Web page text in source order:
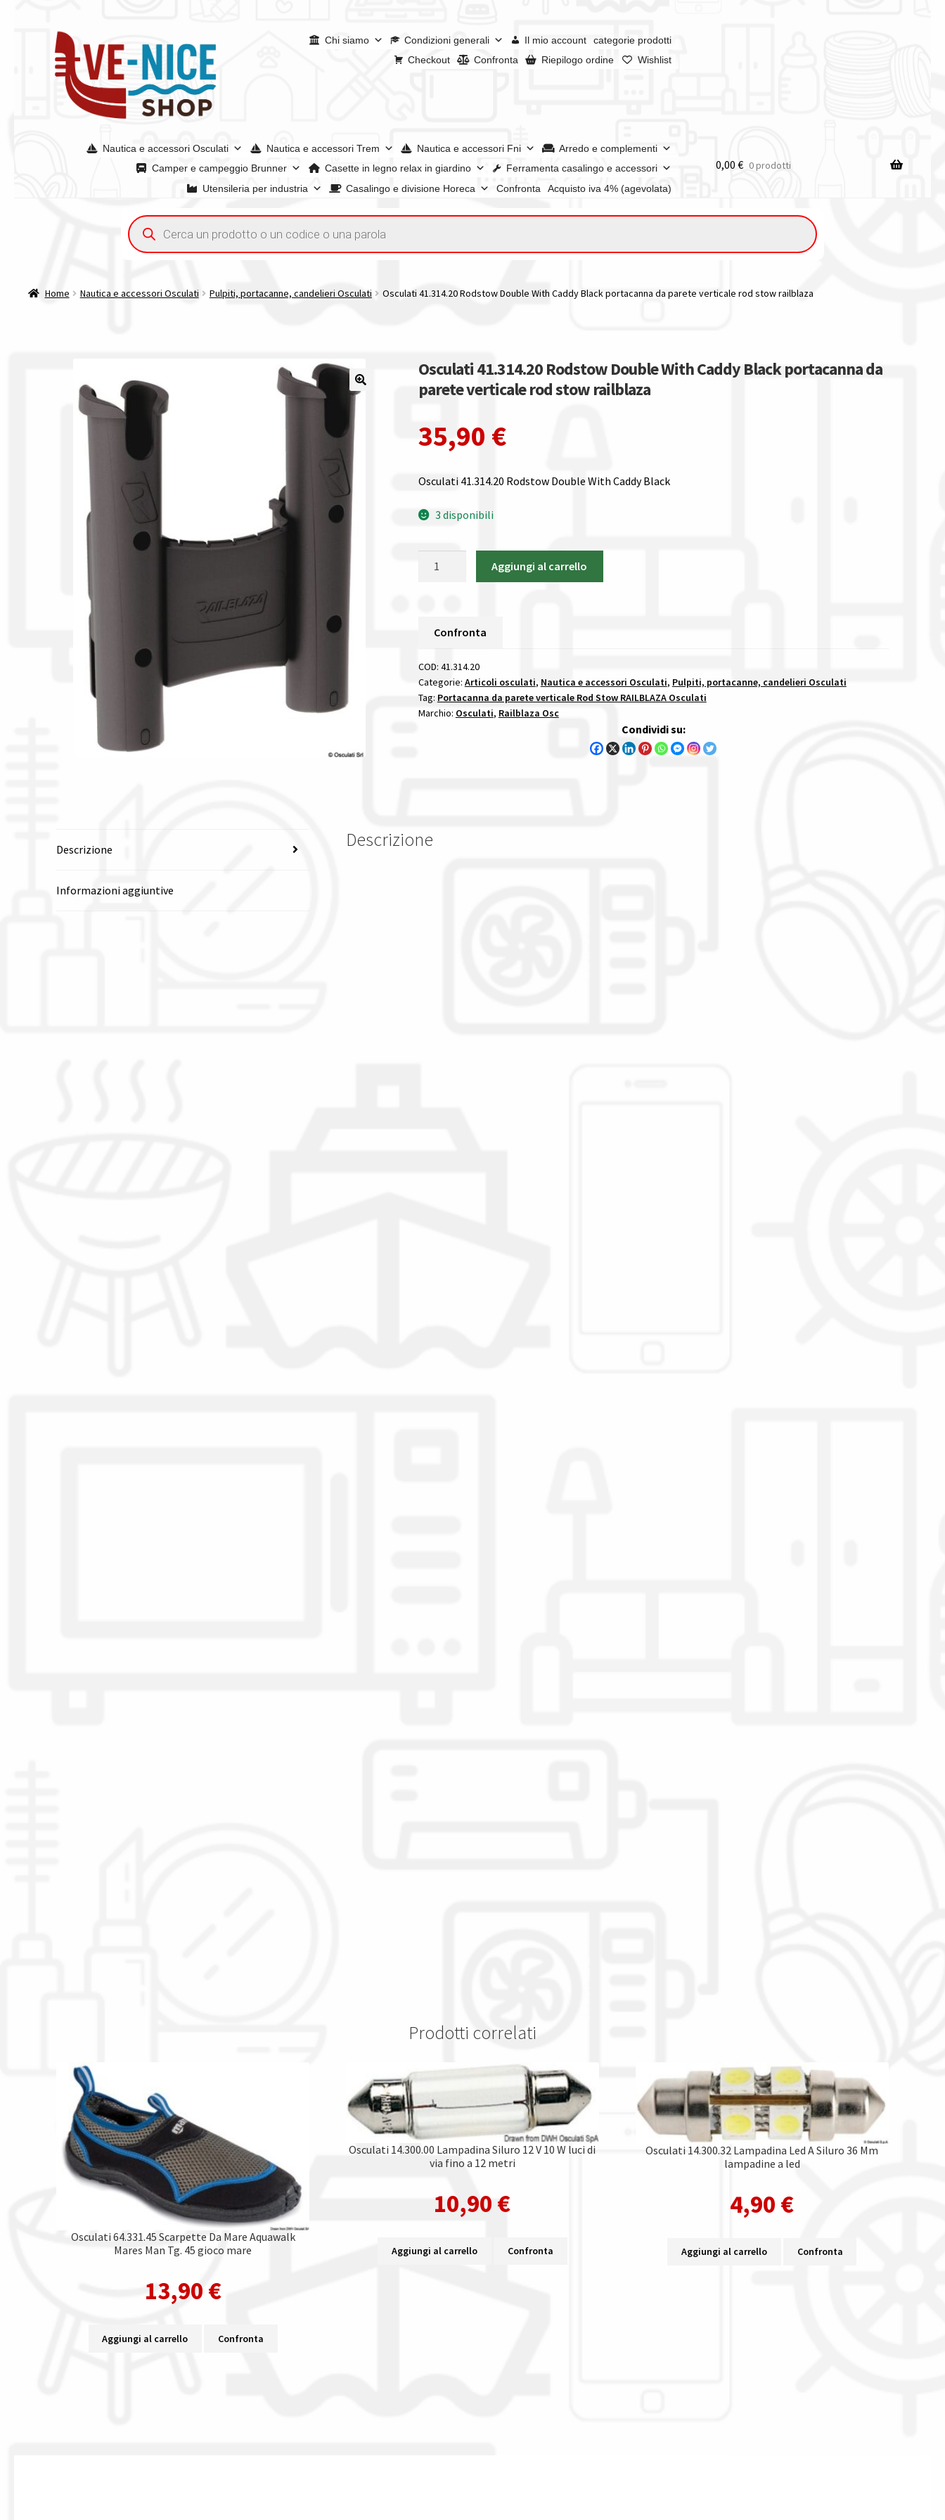
alla
navigazione
contenuto
Chi siamo Condizioni generali Il mio account
categorie prodotti
Checkout
Confronta Riepilogo ordine Wishlist
Nautica e accessori Osculati Nautica e accessori Trem Nautica e accessori Fni
Arredo e complementi
Camper e campeggio Brunner
Casette in legno relax in giardino
Ferramenta casalingo e accessori
Utensileria per industria
Casalingo e divisione Horeca Confronta Acquisto iva 4% (agevolata)
Acquisto iva 4% (agevolata)Chi siamoCondizioni generaliConfrontaConfrontaI nostri negoziRiepilogo ordine
Spedizioni in europaSpedizioni in italiaTutte le categorie dei prodottiWishlistCheckoutIl mio account
0,00 € 0 prodotti
Ricerca
prodotti
Home Nautica e accessori Osculati Pulpiti, portacanne, candelieri Osculati Osculati 41.314.20 Rodstow Double With Caddy Black portacanna da parete verticale rod stow railblaza
Osculati 41.314.20 Rodstow Double With Caddy Black portacanna da
parete verticale rod stow railblaza
35,90 €
Osculati 41.314.20 Rodstow Double With Caddy Black
3 disponibili
With
Black
portacanna
da
parete
Aggiungi al carrello
Confronta
COD: 41.314.20
Categorie: Articoli osculati, Nautica e accessori Osculati, Pulpiti, portacanne, candelieri Osculati
Tag: Portacanna da parete verticale Rod Stow RAILBLAZA Osculati
Marchio: Osculati, Railblaza Osc
Condividi su:
Descrizione
Informazioni aggiuntive
Descrizione
Prodotti correlati
Osculati 64.331.45 Scarpette Da Mare Aquawalk
Mares Man Tg. 45 gioco mare
13,90 €
Aggiungi al carrello Confronta
Osculati 14.300.00 Lampadina Siluro 12 V 10 W luci di
via fino a 12 metri
10,90 €
Aggiungi al carrello Confronta
Osculati 14.300.32 Lampadina Led A Siluro 36 Mm
lampadine a led
4,90 €
Aggiungi al carrello Confronta